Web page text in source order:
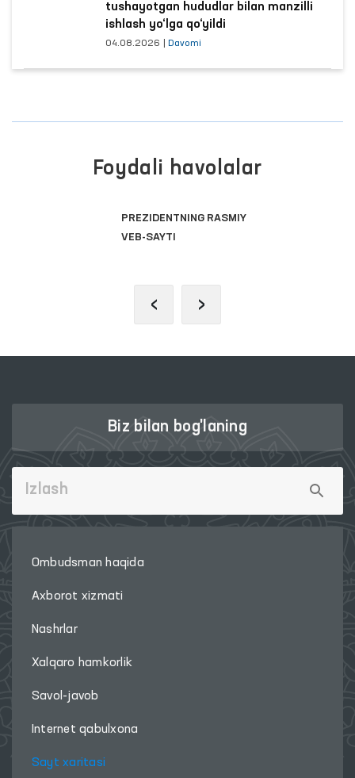
tushayotgan hududlar bilan manzilli
ishlash yo‘lga qo‘yildi
04.08.2026 Davomi
Foydali havolalar
PREZIDENTNING RASMIY
VEB-SAYTI
‹ ›
Biz bilan bog'laning
Ombudsman haqida
Axborot xizmati
Nashrlar
Xalqaro hamkorlik
Savol-javob
Internet qabulxona
Sayt xaritasi